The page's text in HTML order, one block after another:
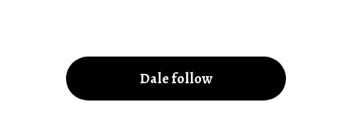
Dale follow